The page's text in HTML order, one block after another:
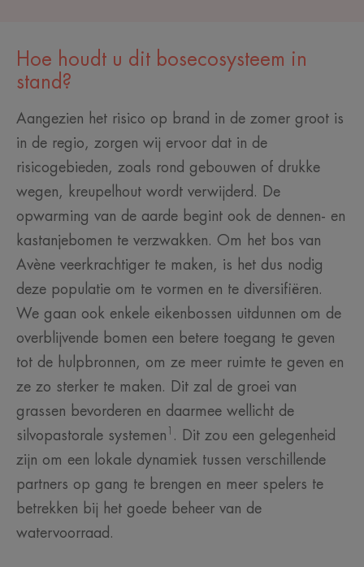
Hoe houdt u dit bosecosysteem in
stand?
Aangezien het risico op brand in de zomer groot is
in de regio, zorgen wij ervoor dat in de
risicogebieden, zoals rond gebouwen of drukke
wegen, kreupelhout wordt verwijderd. De
opwarming van de aarde begint ook de dennen- en
kastanjebomen te verzwakken. Om het bos van
Avène veerkrachtiger te maken, is het dus nodig
deze populatie om te vormen en te diversifiëren.
We gaan ook enkele eikenbossen uitdunnen om de
overblijvende bomen een betere toegang te geven
tot de hulpbronnen, om ze meer ruimte te geven en
ze zo sterker te maken. Dit zal de groei van
grassen bevorderen en daarmee wellicht de
silvopastorale systemen
. Dit zou een gelegenheid
zijn om een lokale dynamiek tussen verschillende
partners op gang te brengen en meer spelers te
betrekken bij het goede beheer van de
watervoorraad.